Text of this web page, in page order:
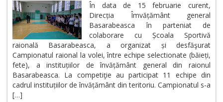
În data de 15 februarie curent,
Direcția Îmvățământ general
Basarabeasca în parteniat de
colaborare cu Școala Sportivă
raională Basarabeasca, a organizat și desfăşurat
Campionatul raional la volei, între echipe selectionate (băieți,
fete), a instituțiilor de învățământ general din raionul
Basarabeasca. La competiţie au participat 11 echipe din
cadrul instituțiilor de învățământ din teritoriu. Campionatul s-a
[…]